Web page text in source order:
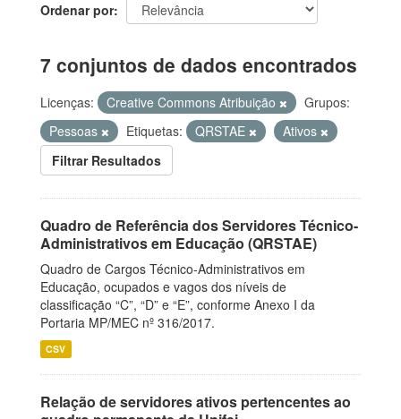
Ordenar por
7 conjuntos de dados encontrados
Licenças: Creative Commons Atribuição
Grupos:
Pessoas
Etiquetas: QRSTAE
Ativos
Filtrar Resultados
Quadro de Referência dos Servidores Técnico-
Administrativos em Educação (QRSTAE)
Quadro de Cargos Técnico-Administrativos em
Educação, ocupados e vagos dos níveis de
classificação “C”, “D” e “E”, conforme Anexo I da
Portaria MP/MEC nº 316/2017.
CSV
Relação de servidores ativos pertencentes ao